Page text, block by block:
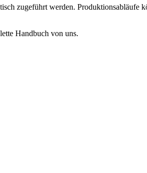
zugeführt werden. Produktionsabläufe
Handbuch von uns.